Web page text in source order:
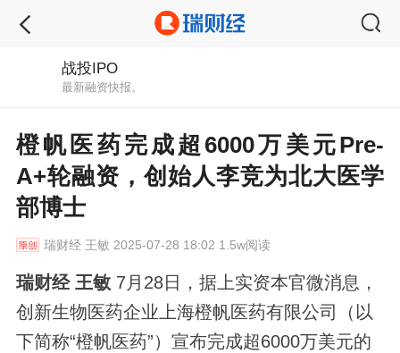
战投IPO
最新融资快报。
橙帆医药完成超6000万美元Pre-
A+轮融资，创始人李竞为北大医学
部博士
瑞财经王敏 2025-07-28 18:02 1.5w阅读
瑞财经 王敏 7月28日，据上实资本官微消息，
创新生物医药企业上海橙帆医药有限公司（以
下简称“橙帆医药”）宣布完成超6000万美元的